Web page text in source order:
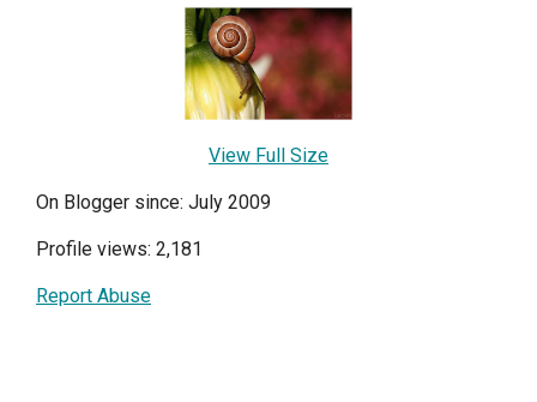
View Full Size
On Blogger since: July 2009
Profile views: 2,181
Report Abuse